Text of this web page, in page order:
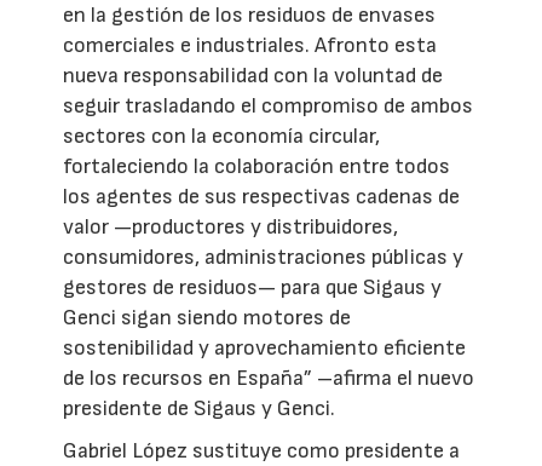
en la gestión de los residuos de envases
comerciales e industriales. Afronto esta
nueva responsabilidad con la voluntad de
seguir trasladando el compromiso de ambos
sectores con la economía circular,
fortaleciendo la colaboración entre todos
los agentes de sus respectivas cadenas de
valor —productores y distribuidores,
consumidores, administraciones públicas y
gestores de residuos— para que Sigaus y
Genci sigan siendo motores de
sostenibilidad y aprovechamiento eficiente
de los recursos en España” –afirma el nuevo
presidente de Sigaus y Genci.
Gabriel López sustituye como presidente a